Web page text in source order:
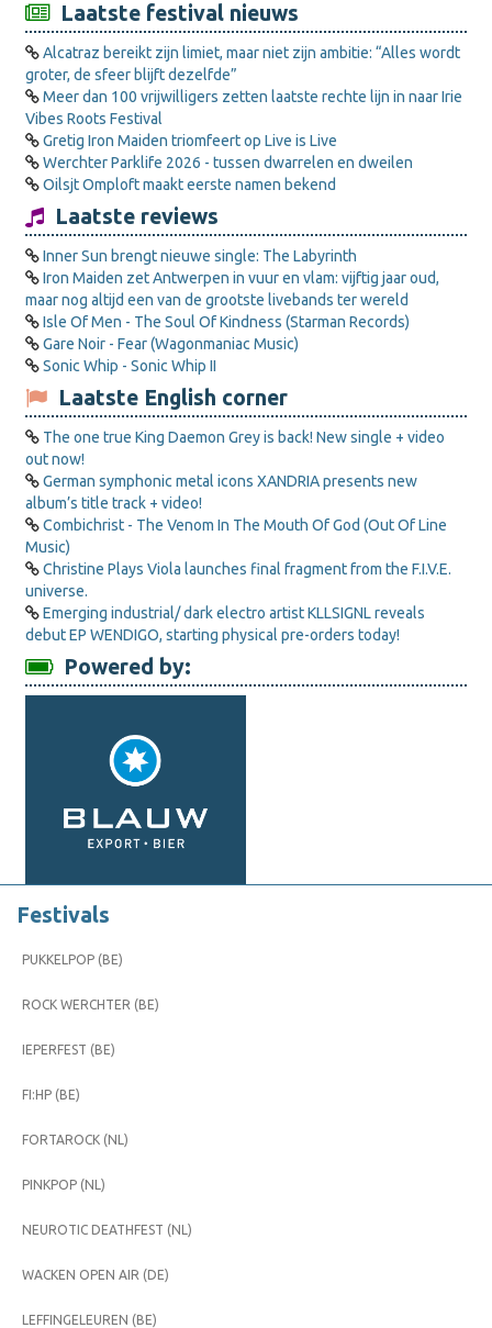
Laatste festival nieuws
Alcatraz bereikt zijn limiet, maar niet zijn ambitie: “Alles wordt
groter, de sfeer blijft dezelfde”
Meer dan 100 vrijwilligers zetten laatste rechte lijn in naar Irie
Vibes Roots Festival
Gretig Iron Maiden triomfeert op Live is Live
Werchter Parklife 2026 - tussen dwarrelen en dweilen
Oilsjt Omploft maakt eerste namen bekend
Laatste reviews
Inner Sun brengt nieuwe single: The Labyrinth
Iron Maiden zet Antwerpen in vuur en vlam: vijftig jaar oud,
maar nog altijd een van de grootste livebands ter wereld
Isle Of Men - The Soul Of Kindness (Starman Records)
Gare Noir - Fear (Wagonmaniac Music)
Sonic Whip - Sonic Whip II
Laatste English corner
The one true King Daemon Grey is back! New single + video
out now!
German symphonic metal icons XANDRIA presents new
album’s title track + video!
Combichrist - The Venom In The Mouth Of God (Out Of Line
Music)
Christine Plays Viola launches final fragment from the F.I.V.E.
universe.
Emerging industrial/ dark electro artist KLLSIGNL reveals
debut EP WENDIGO, starting physical pre-orders today!
Powered by:
Festivals
PUKKELPOP (BE)
ROCK WERCHTER (BE)
IEPERFEST (BE)
FI:HP (BE)
FORTAROCK (NL)
PINKPOP (NL)
NEUROTIC DEATHFEST (NL)
WACKEN OPEN AIR (DE)
LEFFINGELEUREN (BE)